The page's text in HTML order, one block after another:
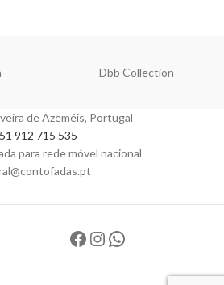
Dbb Collection
de Azeméis, Portugal
912 715 535
para rede móvel nacional